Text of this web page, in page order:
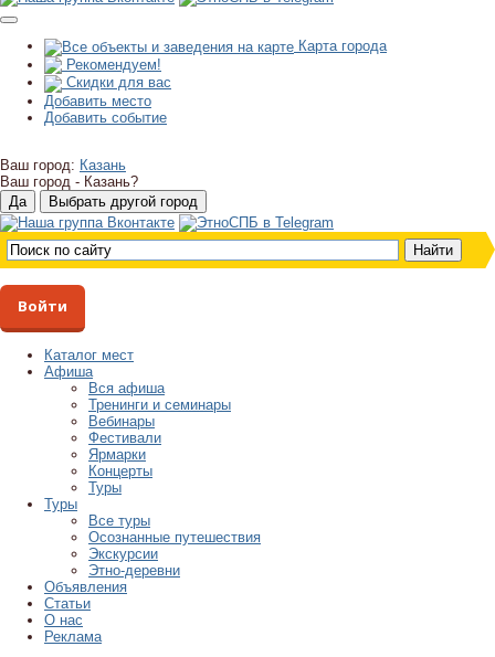
Карта города
Рекомендуем!
Скидки для вас
Добавить место
Добавить событие
Ваш город: Казань
Ваш город - Казань?
Войти
Каталог мест
Афиша
Вся афиша
Тренинги и семинары
Вебинары
Фестивали
Ярмарки
Концерты
Туры
Туры
Все туры
Осознанные путешествия
Экскурсии
Этно-деревни
Объявления
Статьи
О нас
Реклама